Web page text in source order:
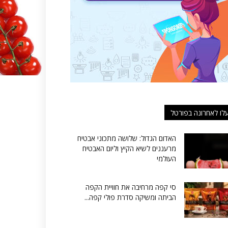
לאחרונה בפורטל
האדום הגדול: שלושה מתכוני אבטיח
מרעננים לשיא הקיץ וליום האבטיח
העולמי
סי קפה מרחיבה את חוויית הקפה
הביתה ומשיקה סדרת פולי קפה...